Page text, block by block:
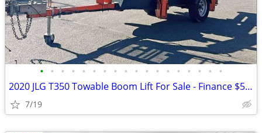
• • • • • • • • • • • • • • • • • •
2020 JLG T350 Towable Boom Lift For Sale - Finance $509 Per Mo*
7/19